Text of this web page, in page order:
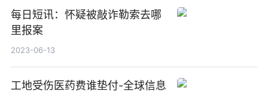
每日短讯：怀疑被敲诈勒索去哪
里报案
2023-06-13
工地受伤医药费谁垫付-全球信息